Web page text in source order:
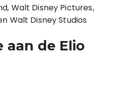
Walt Disney Pictures,
Walt Disney Studios
aan de Elio